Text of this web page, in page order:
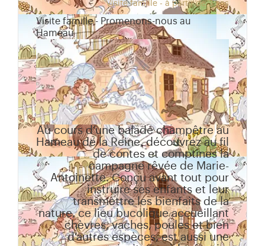
Visite famille - à partir de 3 ans
Visite famille - Promenons-nous au
Hameau
Au cours d’une balade champêtre au
Hameau de la Reine, découvrez au fil
de contes et comptines la
campagne rêvée de Marie-
Antoinette. Conçu avant tout pour
instruire ses enfants et leur
transmettre les bienfaits de la
nature, ce lieu bucolique accueillant
chèvres, vaches, poules et bien
d’autres espèces, est aussi une